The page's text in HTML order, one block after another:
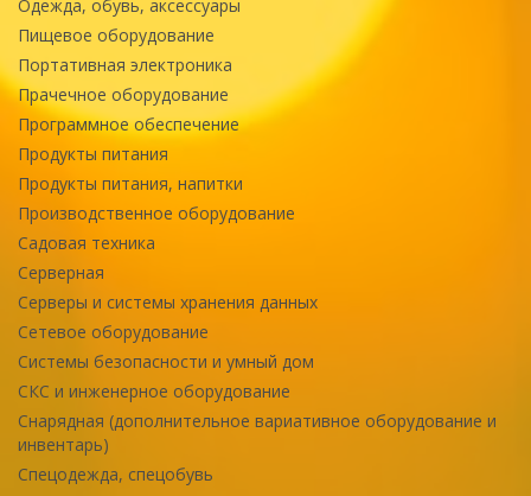
Одежда, обувь, аксессуары
Пищевое оборудование
Портативная электроника
Прачечное оборудование
Программное обеспечение
Продукты питания
Продукты питания, напитки
Производственное оборудование
Садовая техника
Серверная
Серверы и системы хранения данных
Сетевое оборудование
Системы безопасности и умный дом
СКС и инженерное оборудование
Снарядная (дополнительное вариативное оборудование и
инвентарь)
Спецодежда, спецобувь